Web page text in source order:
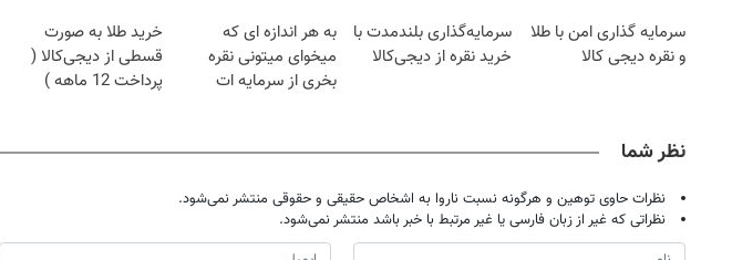
سرمایه گذاری امن با طلا
و نقره دیجی کالا
سرمایه‌گذاری بلندمدت با
خرید نقره از دیجی‌کالا
به هر اندازه ای که
میخوای میتونی نقره
بخری از سرمایه ات
خرید طلا به صورت
قسطی از دیجی‌کالا (
پرداخت 12 ماهه )
نظر شما
نظرات حاوی توهین و هرگونه نسبت ناروا به اشخاص حقیقی و حقوقی منتشر نمی‌شود.
نظراتی که غیر از زبان فارسی یا غیر مرتبط با خبر باشد منتشر نمی‌شود.